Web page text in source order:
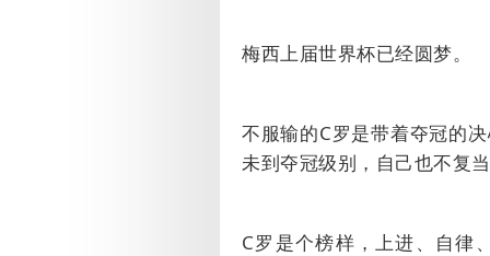
梅西上届世界杯已经圆梦。
不服输的C罗是带着夺冠的
未到夺冠级别，自己也不复
C罗是个榜样，上进、自律